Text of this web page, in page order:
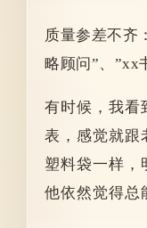
质量参差不齐
略顾问”、”xx
有时候，我看
表，感觉就跟
塑料袋一样，
他依然觉得总